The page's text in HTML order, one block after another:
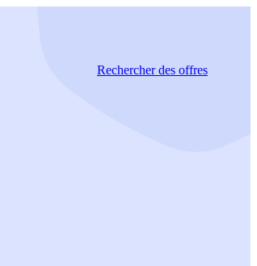
Rechercherdes offres